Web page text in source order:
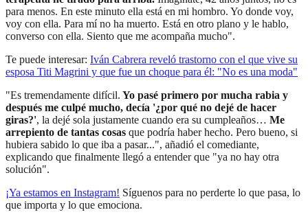
para menos. En este minuto ella está en mi hombro. Yo donde voy,
voy con ella. Para mí no ha muerto. Está en otro plano y le hablo,
converso con ella. Siento que me acompaña mucho".
Te puede interesar: Iván Cabrera reveló trastorno con el que vive su
esposa Titi Magrini y que fue un choque para él: "No es una moda"
"Es tremendamente difícil. Yo pasé primero por mucha rabia y
después me culpé mucho, decía '¿por qué no dejé de hacer
giras?', la dejé sola justamente cuando era su cumpleaños… Me
arrepiento de tantas cosas que podría haber hecho. Pero bueno, si
hubiera sabido lo que iba a pasar...", añadió el comediante,
explicando que finalmente llegó a entender que "ya no hay otra
solución".
¡Ya estamos en Instagram! Síguenos para no perderte lo que pasa, lo
que importa y lo que emociona.